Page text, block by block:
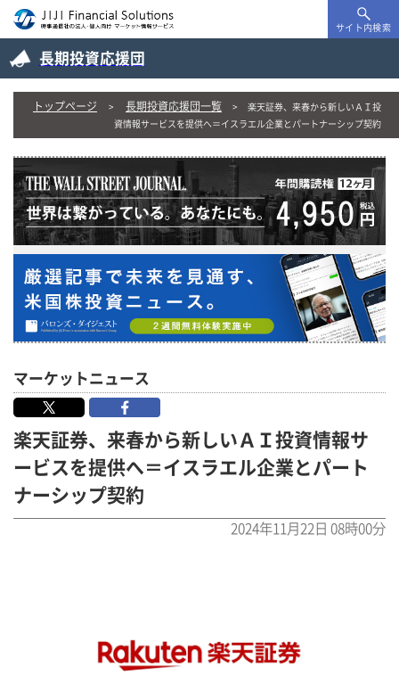
サイト内検索
長期投資応援団
トップページ 長期投資応援団一覧
楽天証券、来春から新しいＡＩ投
資情報サービスを提供へ＝イスラエル企業とパートナーシップ契約
マーケットニュース
楽天証券、来春から新しいＡＩ投資情報サ
ービスを提供へ＝イスラエル企業とパート
ナーシップ契約
2024年11月22日 08時00分